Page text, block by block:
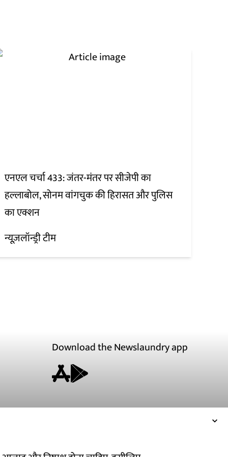
एनएल चर्चा 433: जंतर-मंतर पर सीजेपी का
हल्लाबोल, सोनम वांगचुक की हिरासत और पुलिस
का एक्शन
न्यूज़लॉन्ड्री टीम
Download the Newslaundry app